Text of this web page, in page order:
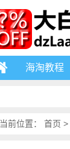
海淘教程
当前位置： 首页 >